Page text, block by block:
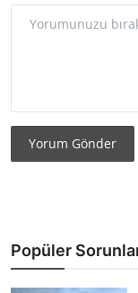
Yorum Gönder
Popüler